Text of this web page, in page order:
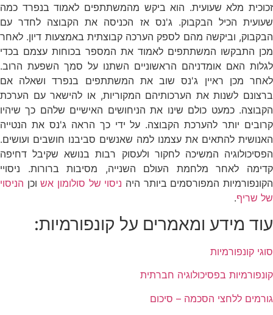
זכוכית מלא שעועית. הוא ביקש מהמשתתפים לאמוד בנפרד כמה
שעועית הכיל הבקבוק. ג'נס אז הכניסה את הקבוצה לחדר עם
הבקבוק, וביקשה מהם לספק הערכה קבוצתית באמצעות דיון. לאחר
מכן התבקשו המשתתפים לאמוד את המספר בכוחות עצמם בכדי
לגלות האם אומדניהם הראשוניים השתנו על סמך השפעת הרוב.
לאחר מכן ראיין ג'נס שוב את המשתתפים בנפרד ושאלה אם
ברצונם לשנות את הערכותיהם המקוריות, או להישאר עם הערכת
הקבוצה. כמעט כולם שינו את הניחושים האישיים שלהם כך שיהיו
קרובים יותר להערכת הקבוצה. על ידי כך הראה ג'נס את הנטייה
האנושית להתאים את עצמנו למה שאנשים סביבנו חושבים ועושים.
הפסיכולוגיה המשיכה לחקור ולעסוק רבות בנושא שקיבל דחיפה
קדימה לאחר מלחמת העולם השנייה, מסיבות ברורות. ניסויי
הקונפורמיות המפורסמים ביותר היה ניסוי של סולומון אשוכן הניסוי
של שריף.
עוד מידע ומאמרים על קונפורמיות:
סוגי קונפורמיות
קונפורמיות בפסיכולוגיה חברתית
גורמים ללחצי הסכמה – סיכום